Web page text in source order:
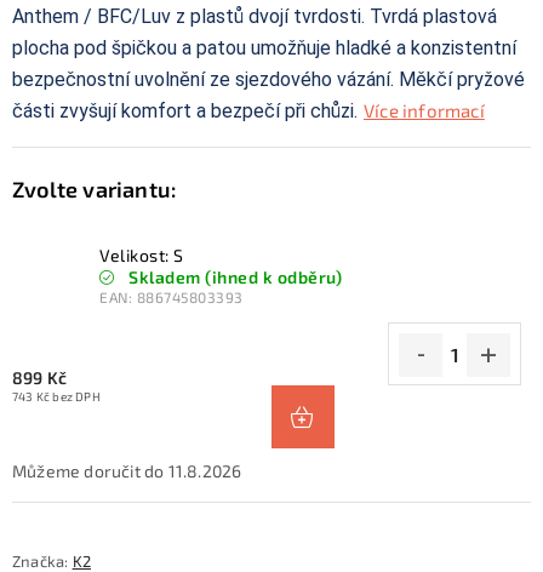
Anthem / BFC/Luv z plastů dvojí tvrdosti. Tvrdá plastová
plocha pod špičkou a patou umožňuje hladké a konzistentní
bezpečnostní uvolnění ze sjezdového vázání. Měkčí pryžové
části zvyšují komfort a bezpečí při chůzi. Více informací
Velikost: S
Skladem (ihned k odběru)
EAN: 886745803393
899 Kč
743 Kč bez DPH
11.8.2026
Značka: K2